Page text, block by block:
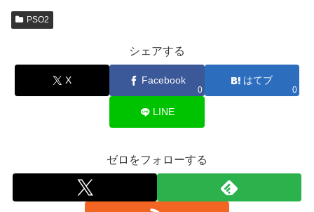
PSO2
シェアする
X Facebook
0
はてブ
0
LINE
ゼロをフォローする